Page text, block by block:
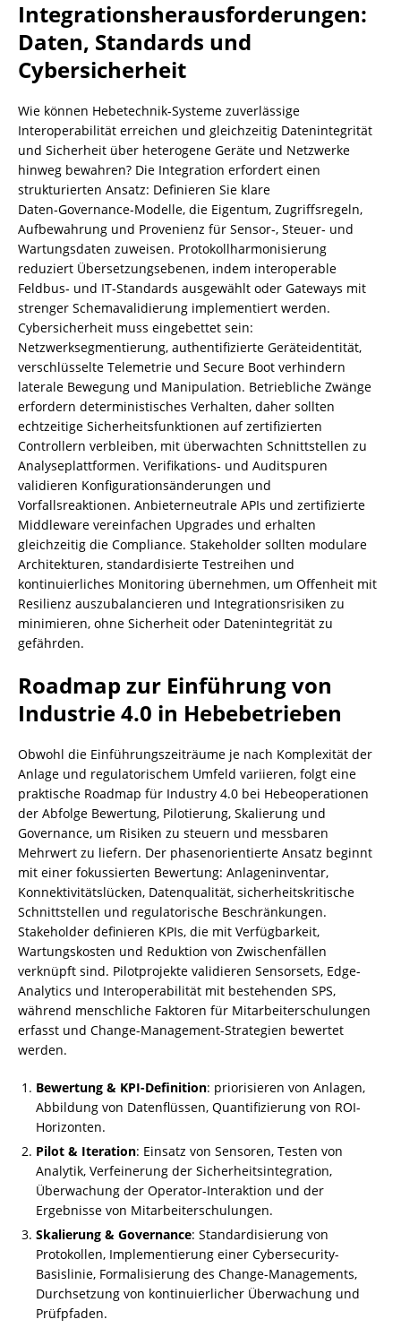
Integrationsherausforderungen:
Daten, Standards und
Cybersicherheit
Wie können Hebetechnik‑Systeme zuverlässige
Interoperabilität erreichen und gleichzeitig Datenintegrität
und Sicherheit über heterogene Geräte und Netzwerke
hinweg bewahren? Die Integration erfordert einen
strukturierten Ansatz: Definieren Sie klare
Daten‑Governance‑Modelle, die Eigentum, Zugriffsregeln,
Aufbewahrung und Provenienz für Sensor‑, Steuer‑ und
Wartungsdaten zuweisen. Protokollharmonisierung
reduziert Übersetzungsebenen, indem interoperable
Feldbus‑ und IT‑Standards ausgewählt oder Gateways mit
strenger Schemavalidierung implementiert werden.
Cybersicherheit muss eingebettet sein:
Netzwerksegmentierung, authentifizierte Geräteidentität,
verschlüsselte Telemetrie und Secure Boot verhindern
laterale Bewegung und Manipulation. Betriebliche Zwänge
erfordern deterministisches Verhalten, daher sollten
echtzeitige Sicherheitsfunktionen auf zertifizierten
Controllern verbleiben, mit überwachten Schnittstellen zu
Analyseplattformen. Verifikations‑ und Auditspuren
validieren Konfigurationsänderungen und
Vorfallsreaktionen. Anbieterneutrale APIs und zertifizierte
Middleware vereinfachen Upgrades und erhalten
gleichzeitig die Compliance. Stakeholder sollten modulare
Architekturen, standardisierte Testreihen und
kontinuierliches Monitoring übernehmen, um Offenheit mit
Resilienz auszubalancieren und Integrationsrisiken zu
minimieren, ohne Sicherheit oder Datenintegrität zu
gefährden.
Roadmap zur Einführung von
Industrie 4.0 in Hebebetrieben
Obwohl die Einführungszeiträume je nach Komplexität der
Anlage und regulatorischem Umfeld variieren, folgt eine
praktische Roadmap für Industry 4.0 bei Hebeoperationen
der Abfolge Bewertung, Pilotierung, Skalierung und
Governance, um Risiken zu steuern und messbaren
Mehrwert zu liefern. Der phasenorientierte Ansatz beginnt
mit einer fokussierten Bewertung: Anlageninventar,
Konnektivitätslücken, Datenqualität, sicherheitskritische
Schnittstellen und regulatorische Beschränkungen.
Stakeholder definieren KPIs, die mit Verfügbarkeit,
Wartungskosten und Reduktion von Zwischenfällen
verknüpft sind. Pilotprojekte validieren Sensorsets, Edge-
Analytics und Interoperabilität mit bestehenden SPS,
während menschliche Faktoren für Mitarbeiterschulungen
erfasst und Change-Management-Strategien bewertet
werden.
Bewertung & KPI-Definition: priorisieren von Anlagen,
Abbildung von Datenflüssen, Quantifizierung von ROI-
Horizonten.
Pilot & Iteration: Einsatz von Sensoren, Testen von
Analytik, Verfeinerung der Sicherheitsintegration,
Überwachung der Operator-Interaktion und der
Ergebnisse von Mitarbeiterschulungen.
Skalierung & Governance: Standardisierung von
Protokollen, Implementierung einer Cybersecurity-
Basislinie, Formalisierung des Change-Managements,
Durchsetzung von kontinuierlicher Überwachung und
Prüfpfaden.